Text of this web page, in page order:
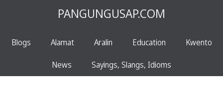
PANGUNGUSAP.COM
Blogs Alamat Aralin Education Kwento
News Sayings, Slangs, Idioms